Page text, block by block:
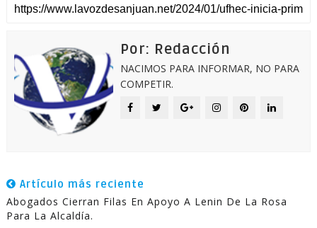
Por: Redacción
NACIMOS PARA INFORMAR, NO PARA
COMPETIR.
Artículo más reciente
Abogados Cierran Filas En Apoyo A Lenin De La Rosa
Para La Alcaldía.